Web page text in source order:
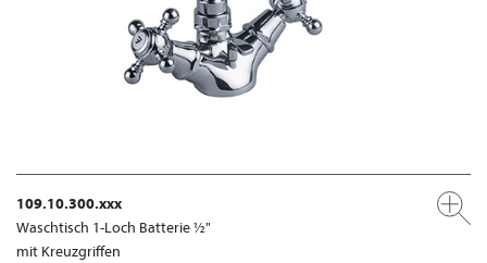
109.10.300.xxx
Waschtisch 1-Loch Batterie ½"
mit Kreuzgriffen